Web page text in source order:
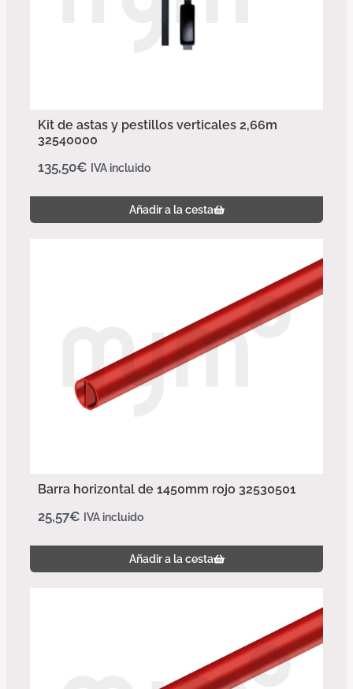
Kit de astas y pestillos verticales 2,66m
32540000
135,50€ IVA incluido
Añadir a la cesta
Barra horizontal de 1450mm rojo 32530501
25,57€ IVA incluido
Añadir a la cesta